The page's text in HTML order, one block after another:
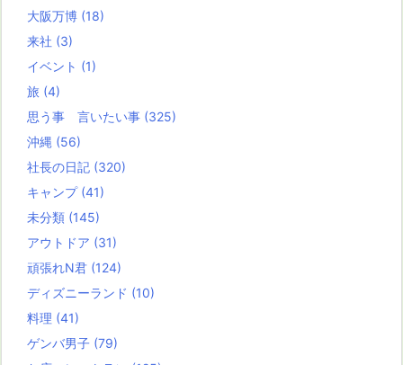
大阪万博 (18)
来社 (3)
イベント (1)
旅 (4)
思う事 言いたい事 (325)
沖縄 (56)
社長の日記 (320)
キャンプ (41)
未分類 (145)
アウトドア (31)
頑張れN君 (124)
ディズニーランド (10)
料理 (41)
ゲンバ男子 (79)